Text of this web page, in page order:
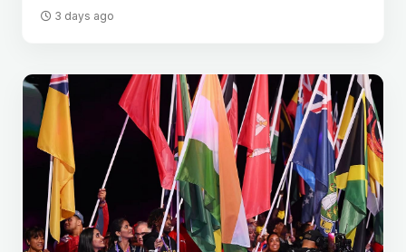
3 days ago